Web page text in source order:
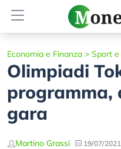
Economia e Finanza > Sport e
Olimpiadi
programma,
gara
Martino Grassi 19/07/2021